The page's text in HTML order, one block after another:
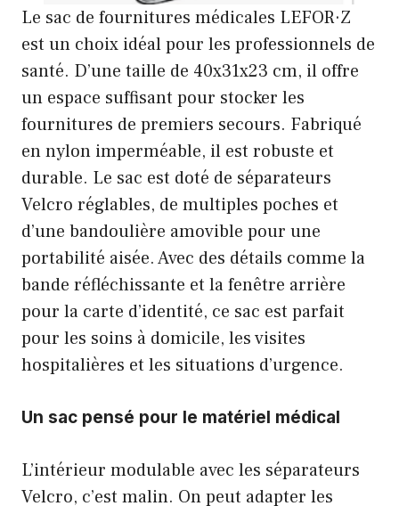
Le sac de fournitures médicales LEFOR·Z
est un choix idéal pour les professionnels de
santé. D’une taille de 40x31x23 cm, il offre
un espace suffisant pour stocker les
fournitures de premiers secours. Fabriqué
en nylon imperméable, il est robuste et
durable. Le sac est doté de séparateurs
Velcro réglables, de multiples poches et
d’une bandoulière amovible pour une
portabilité aisée. Avec des détails comme la
bande réfléchissante et la fenêtre arrière
pour la carte d’identité, ce sac est parfait
pour les soins à domicile, les visites
hospitalières et les situations d’urgence.
Un sac pensé pour le matériel médical
L’intérieur modulable avec les séparateurs
Velcro, c’est malin. On peut adapter les